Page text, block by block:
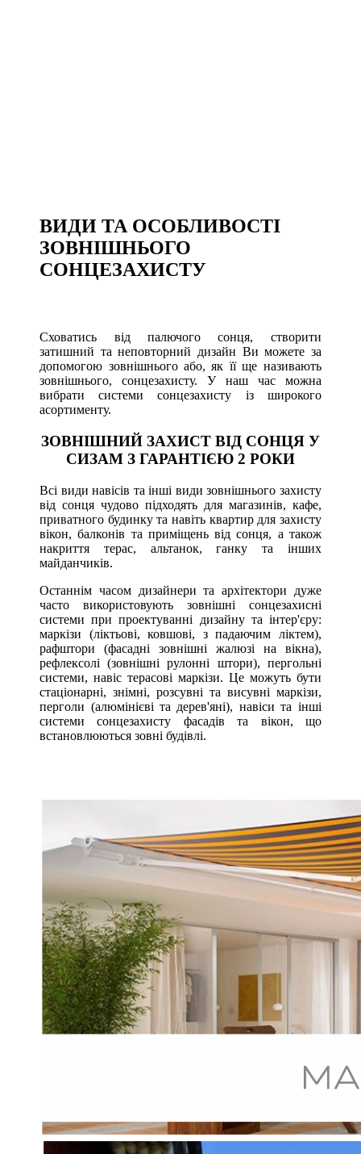
ВИДИ ТА ОСОБЛИВОСТІ
ЗОВНІШНЬОГО
СОНЦЕЗАХИСТУ
Сховатись від палючого сонця, створити
затишний та неповторний дизайн Ви можете за
допомогою зовнішнього або, як її ще називають
зовнішнього, сонцезахисту. У наш час можна
вибрати системи сонцезахисту із широкого
асортименту.
ЗОВНІШНИЙ ЗАХИСТ ВІД СОНЦЯ У
СИЗАМ З ГАРАНТІЄЮ 2 РОКИ
Всі види навісів та інші види зовнішнього захисту
від сонця чудово підходять для магазинів, кафе,
приватного будинку та навіть квартир для захисту
вікон, балконів та приміщень від сонця, а також
накриття терас, альтанок, ганку та інших
майданчиків.
Останнім часом дизайнери та архітектори дуже
часто використовують зовнішні сонцезахисні
системи при проектуванні дизайну та інтер'єру:
маркізи (ліктьові, ковшові, з падаючим ліктем),
рафштори (фасадні зовнішні жалюзі на вікна),
рефлексолі (зовнішні рулонні штори), пергольні
системи, навіс терасові маркізи. Це можуть бути
стаціонарні, знімні, розсувні та висувні маркізи,
перголи (алюмінієві та дерев'яні), навіси та інші
системи сонцезахисту фасадів та вікон, що
встановлюються зовні будівлі.